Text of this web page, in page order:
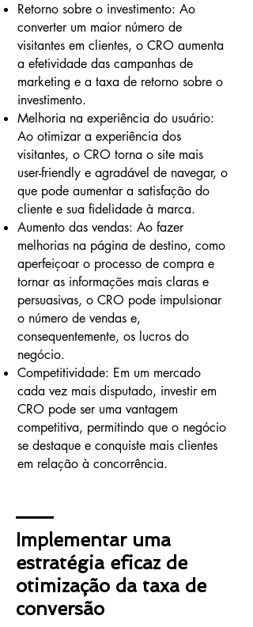
Retorno sobre o investimento: Ao
converter um maior número de
visitantes em clientes, o CRO aumenta
a efetividade das campanhas de
marketing e a taxa de retorno sobre o
investimento.
Melhoria na experiência do usuário:
Ao otimizar a experiência dos
visitantes, o CRO torna o site mais
user-friendly e agradável de navegar, o
que pode aumentar a satisfação do
cliente e sua fidelidade à marca.
Aumento das vendas: Ao fazer
melhorias na página de destino, como
aperfeiçoar o processo de compra e
tornar as informações mais claras e
persuasivas, o CRO pode impulsionar
o número de vendas e,
consequentemente, os lucros do
negócio.
Competitividade: Em um mercado
cada vez mais disputado, investir em
CRO pode ser uma vantagem
competitiva, permitindo que o negócio
se destaque e conquiste mais clientes
em relação à concorrência.
Implementar uma
estratégia eficaz de
otimização da taxa de
conversão